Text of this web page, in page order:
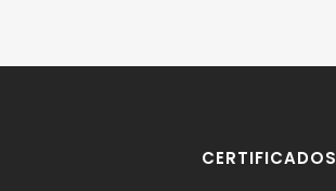
CERTIFICADOS